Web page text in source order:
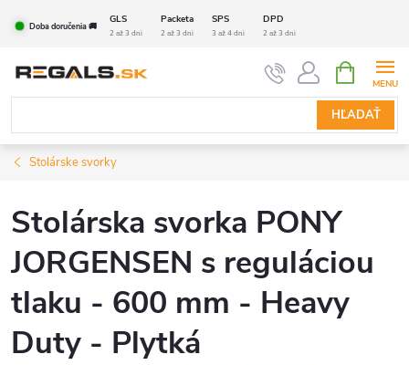
Doba doručenia 🚚
GLS Packeta SPS DPD
2 až 3 dni 2 až 3 dni 3 až 4 dni 2 až 3 dni
HĽADAŤ
KOŠÍK
Stolárske svorky
Stolárska svorka PONY
JORGENSEN s reguláciou
tlaku - 600 mm - Heavy
Duty - Plytká